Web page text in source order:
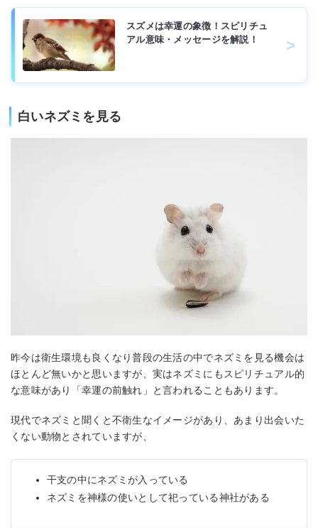
スズメは幸運の象徴！スピリチュ
アル意味・メッセージを解説！
白いネズミを見る
昨今は衛生環境も良くなり普段の生活の中でネズミを見る機会は
ほとんど無いかと思いますが、実はネズミにもスピリチュアル的
な意味があり「幸運の前触れ」と言われることもあります。
現代でネズミと聞くと不衛生なイメージがあり、あまり出会いた
くない動物とされていますが、
干支の中にネズミが入っている
ネズミを神様の使いとして祀っている神社がある